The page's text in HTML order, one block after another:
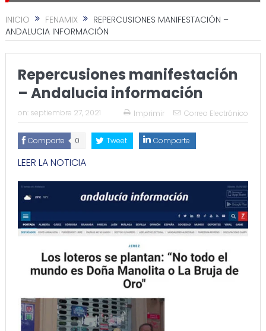
INICIO FENAMIX
REPERCUSIONES MANIFESTACIÓN –
ANDALUCIA INFORMACIÓN
Repercusiones manifestación
– Andalucia información
on: septiembre 27, 2021 Imprimir Correo Electrónico
Comparte 0 Tweet Comparte
LEER LA NOTICIA